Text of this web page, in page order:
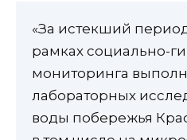
«За истекший
рамках социально-
мониторинга
лабораторных
воды побережья